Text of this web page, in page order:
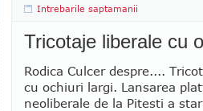
Intrebarile saptamanii
Tricotaje liberale cu
Rodica Culcer despre....
cu ochiuri largi. Lansarea
neoliberale de la Pitesti a